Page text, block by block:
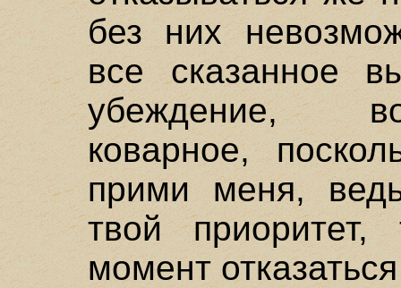
без них
все сказанное
убеждение,
коварное,
прими меня,
твой
момент